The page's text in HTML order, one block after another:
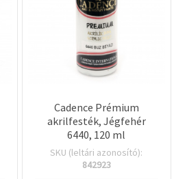
Cadence Prémium
akrilfesték, Jégfehér
6440, 120 ml
SKU (leltári azonosító):
842923